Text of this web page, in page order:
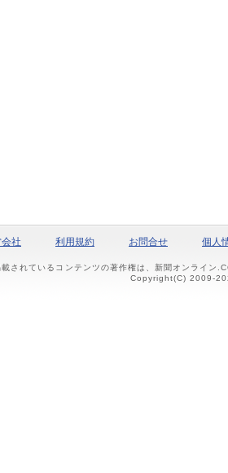
社 利用規約 お問合せ 個人
されているコンテンツの著作権は、新聞オンライン
Copyright(C) 2009-